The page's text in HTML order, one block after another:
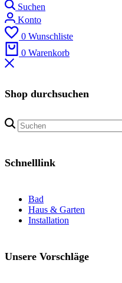
Suchen
Konto
0 Wunschliste
0 Warenkorb
Shop durchsuchen
Schnelllink
Bad
Haus & Garten
Installation
Unsere Vorschläge